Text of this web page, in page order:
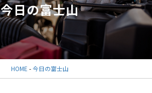
今日の富士山
HOME -今日の富士山